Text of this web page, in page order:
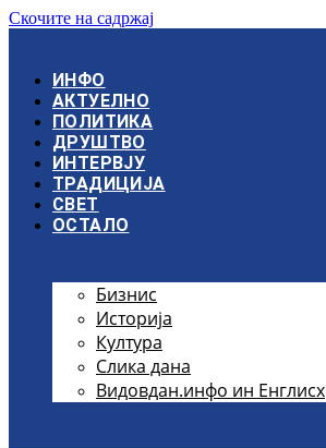
Скочите на садржај
ИНФО
АКТУЕЛНО
ПОЛИТИКА
ДРУШТВО
ИНТЕРВЈУ
ТРАДИЦИЈА
СВЕТ
ОСТАЛО
Бизнис
Историја
Култура
Слика дана
Видовдан.инфо ин Енглисх